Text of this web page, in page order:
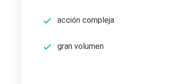
acción compleja
gran volumen